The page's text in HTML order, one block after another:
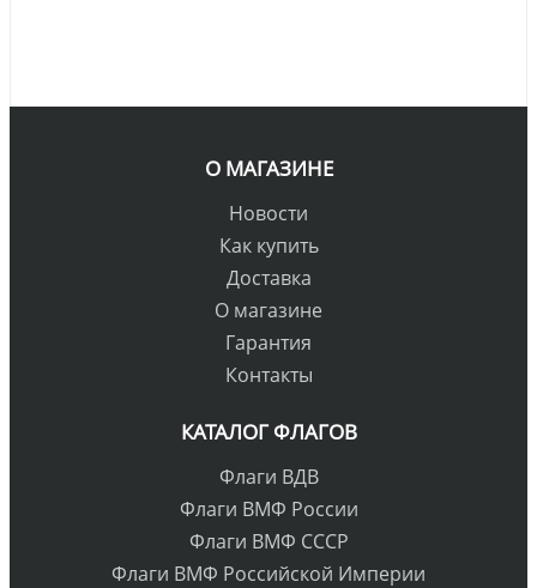
О МАГАЗИНЕ
Новости
Как купить
Доставка
О магазине
Гарантия
Контакты
КАТАЛОГ ФЛАГОВ
Флаги ВДВ
Флаги ВМФ России
Флаги ВМФ СССР
Флаги ВМФ Российской Империи